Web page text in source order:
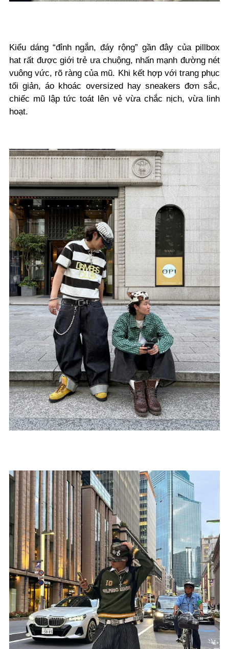
Kiểu dáng “đỉnh ngắn, đáy rộng” gần đây của pillbox
hat rất được giới trẻ ưa chuộng, nhấn mạnh đường nét
vuông vức, rõ ràng của mũ. Khi kết hợp với trang phục
tối giản, áo khoác oversized hay sneakers đơn sắc,
chiếc mũ lập tức toát lên vẻ vừa chắc nịch, vừa linh
hoạt.